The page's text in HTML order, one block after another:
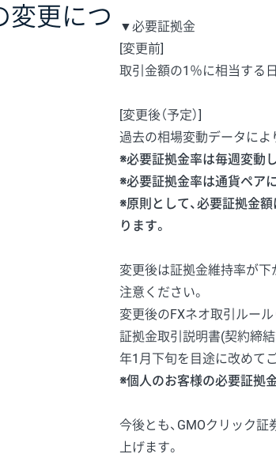
更につ
▼必要証拠金
[変更前]
取引金額の1％に相当する
[変更後（予定）]
過去の相場変動データによ
※必要証拠金率は毎週変動し
※必要証拠金率は通貨ペア
※原則として、必要証拠金
ります。
変更後は証拠金維持率が下
注意ください。
変更後のFXネオ取引ルール
証拠金取引説明書(契約締
年1月下旬を目途に改めて
※個人のお客様の必要証拠
今後とも、GMOクリック
上げます。